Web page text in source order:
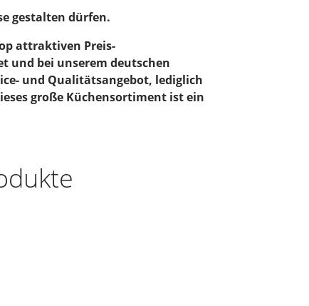
gestalten dürfen.
attraktiven Preis-
und bei unserem deutschen
und Qualitätsangebot, lediglich
große Küchensortiment ist ein